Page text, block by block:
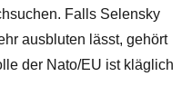
Falls Selensky
ausbluten lässt, gehört
der Nato/EU ist kläglich